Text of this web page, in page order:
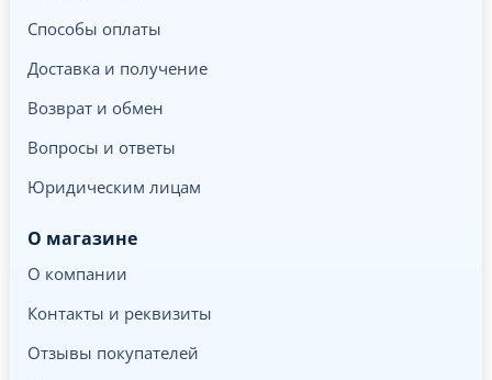
Способы оплаты
Доставка и получение
Возврат и обмен
Вопросы и ответы
Юридическим лицам
О магазине
О компании
Контакты и реквизиты
Отзывы покупателей